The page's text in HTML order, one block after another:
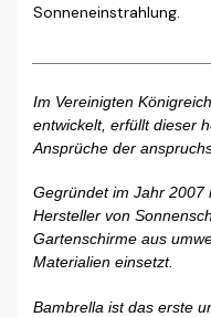
Sonneneinstrahlung.
Im Vereinigten
entwickelt, erfüllt dieser
Ansprüche der
Gegründet im Jahr 2007
Hersteller von
Gartenschirme aus
Materialien einsetzt.
Bambrella ist das erste